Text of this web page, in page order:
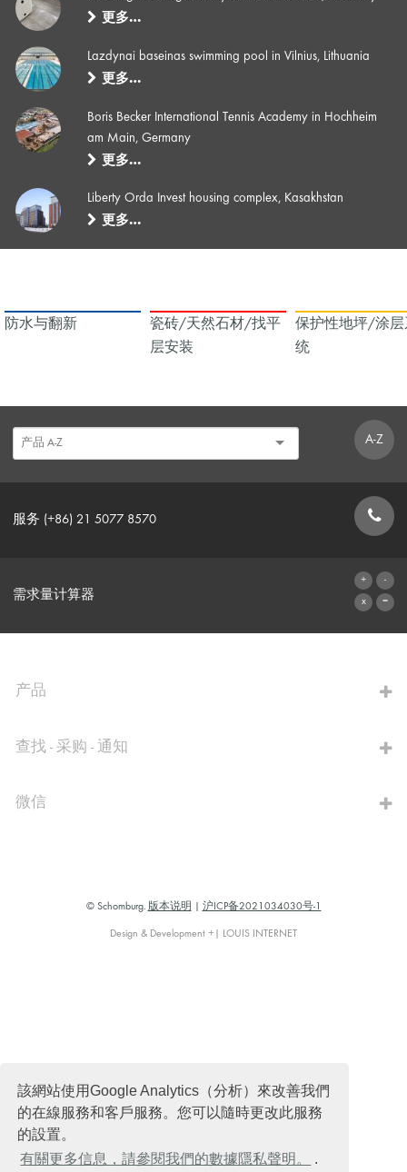
該網站使用Google Analytics（分析）來改善我們
的在線服務和客戶服務。您可以隨時更改此服務
的設置。
有關更多信息，請參閱我們的數據隱私聲明。
.
更多…
Lazdynai baseinas swimming pool in Vilnius, Lithuania
更多…
Boris Becker International Tennis Academy in Hochheim
am Main, Germany
更多…
Liberty Orda Invest housing complex, Kasakhstan
更多…
防水与翻新
瓷砖/天然石材/找平
层安装
保护性地坪/涂层
统
A-Z
服务 (+86) 21 5077 8570
需求量计算器
产品
查找 - 采购 - 通知
微信
© Schomburg. 版本说明 沪ICP备2021034030号-1
Design & Development +| LOUIS INTERNET